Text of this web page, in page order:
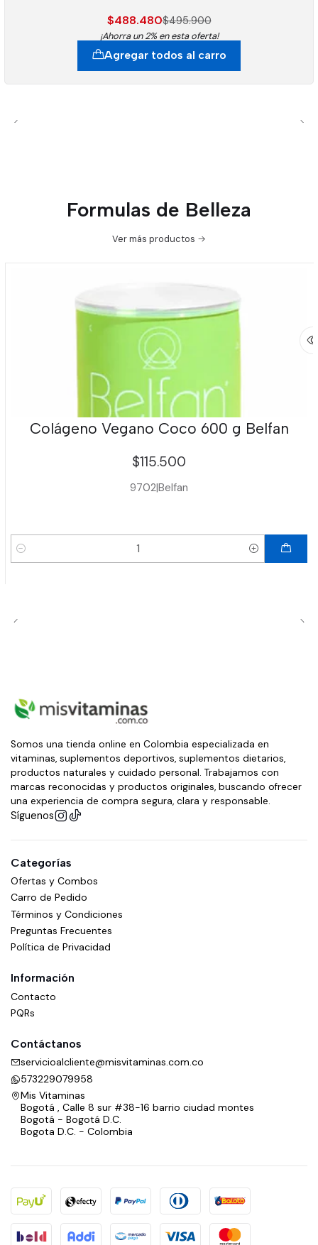
$488.480$495.900
¡Ahorra un 2% en esta oferta!
Agregar todos al carro
Formulas de Belleza
Ver más productos
Colágeno Vegano Coco 600 g Belfan
$115.500
9702|Belfan
Cantidad
Somos una tienda online en Colombia especializada en
vitaminas, suplementos deportivos, suplementos dietarios,
productos naturales y cuidado personal. Trabajamos con
marcas reconocidas y productos originales, buscando ofrecer
una experiencia de compra segura, clara y responsable.
Síguenos
Categorías
Ofertas y Combos
Carro de Pedido
Términos y Condiciones
Preguntas Frecuentes
Política de Privacidad
Información
Contacto
PQRs
Contáctanos
servicioalcliente@misvitaminas.com.co
573229079958
Mis Vitaminas
Bogotá , Calle 8 sur #38-16 barrio ciudad montes
Bogotá - Bogotá D.C.
Bogota D.C. - Colombia